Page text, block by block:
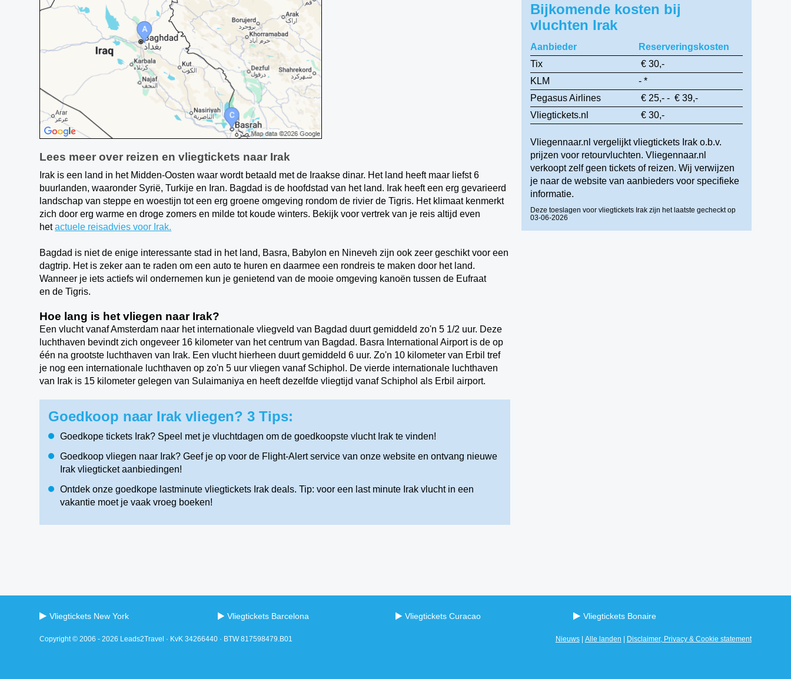
Lees meer over reizen en vliegtickets naar Irak
Irak is een land in het Midden-Oosten waar wordt betaald met de Iraakse dinar. Het land heeft maar liefst 6
buurlanden, waaronder Syrië, Turkije en Iran. Bagdad is de hoofdstad van het land. Irak heeft een erg gevarieerd
landschap van steppe en woestijn tot een erg groene omgeving rondom de rivier de Tigris. Het klimaat kenmerkt
zich door erg warme en droge zomers en milde tot koude winters. Bekijk voor vertrek van je reis altijd even
hetactuele reisadvies voor Irak.
Bagdad is niet de enige interessante stad in het land, Basra, Babylon en Nineveh zijn ook zeer geschikt voor een
dagtrip. Het is zeker aan te raden om een auto te huren en daarmee een rondreis te maken door het land.
Wanneer je iets actiefs wil ondernemen kun je genietend van de mooie omgeving kanoën tussen de Eufraat
ende Tigris.
Hoe lang is het vliegen naar Irak?
Een vlucht vanaf Amsterdam naar het internationale vliegveld van Bagdad duurt gemiddeld zo'n 5 1/2 uur. Deze
luchthaven bevindt zich ongeveer 16 kilometer van het centrum van Bagdad. Basra International Airport is de op
één na grootste luchthaven van Irak. Een vlucht hierheen duurt gemiddeld 6 uur. Zo'n 10 kilometer van Erbil tref
je nog een internationale luchthaven op zo'n 5 uur vliegen vanaf Schiphol. De vierde internationale luchthaven
van Irak is 15 kilometer gelegen van Sulaimaniya en heeft dezelfde vliegtijd vanaf Schiphol als Erbil airport.
Goedkoop naar Irak vliegen? 3 Tips:
Goedkope tickets Irak? Speel met je vluchtdagen om de goedkoopste vlucht Irak te vinden!
Goedkoop vliegen naar Irak? Geef je op voor de Flight-Alert service van onze website en ontvang nieuwe
Irak vliegticket aanbiedingen!
Ontdek onze goedkope lastminute vliegtickets Irak deals. Tip: voor een last minute Irak vlucht in een
vakantie moet je vaak vroeg boeken!
Bijkomende kosten bij
vluchten Irak
Aanbieder
Reserveringskosten
Tix
€ 30,-
KLM
- *
Pegasus Airlines
€ 25,- - € 39,-
Vliegtickets.nl
€ 30,-
Vliegennaar.nl vergelijkt vliegtickets Irak o.b.v.
prijzen voor retourvluchten. Vliegennaar.nl
verkoopt zelf geen tickets of reizen. Wij verwijzen
je naar de website van aanbieders voor specifieke
informatie.
Deze toeslagen voor vliegtickets Irak zijn het laatste gecheckt op
03-06-2026
Vliegtickets New York Vliegtickets Barcelona Vliegtickets Curacao Vliegtickets Bonaire
Copyright © 2006 - 2026 Leads2Travel · KvK 34266440 · BTW 817598479.B01 Nieuws| Alle landen Disclaimer, Privacy & Cookie statement